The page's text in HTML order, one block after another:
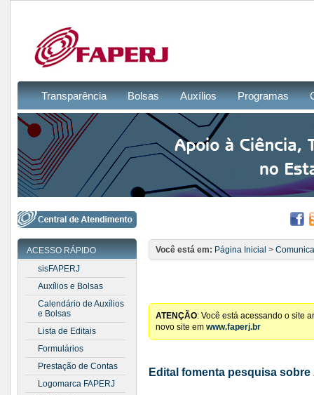
Transparência Bolsas Auxílios Programas
ACESSO RÁPIDO
sisFAPERJ
Auxílios e Bolsas
Calendário de Auxílios
e Bolsas
Lista de Editais
Formulários
Prestação de Contas
Logomarca FAPERJ
Você está em: Página Inicial >
ATENÇÃO: Você está acessando o site
novo site em www.faperj.br
Edital fomenta pesquisa